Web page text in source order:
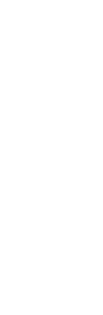
具躯体的人格“刮刮
、勘查等传统刑
，他脸颊微热，还听
、勇敢面对困难的